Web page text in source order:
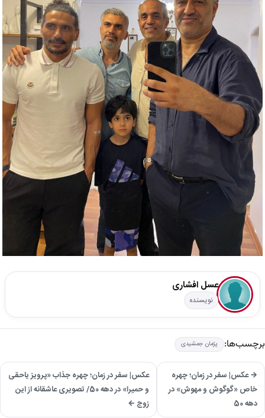
عسل افشاری
نویسنده
برچسب‌ها: پژمان جمشیدی
→ عکس| سفر در زمان؛ چهره
خاص «گوگوش و مهوش» در
دهه 50
عکس| سفر در زمان؛ چهره جذاب «پرویز یاحقی
و حمیرا» در دهه 50/ تصویری عاشقانه از این
زوج ←